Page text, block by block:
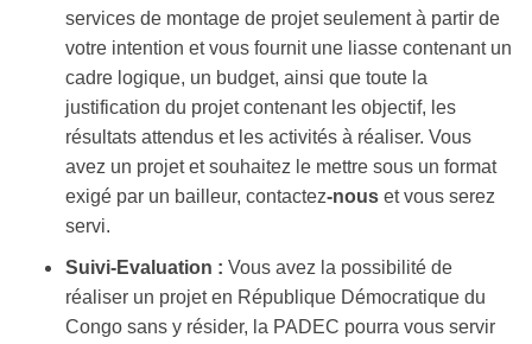
services de montage de projet seulement à partir de
votre intention et vous fournit une liasse contenant un
cadre logique, un budget, ainsi que toute la
justification du projet contenant les objectif, les
résultats attendus et les activités à réaliser. Vous
avez un projet et souhaitez le mettre sous un format
exigé par un bailleur, contactez-nous et vous serez
servi.
Suivi-Evaluation : Vous avez la possibilité de
réaliser un projet en République Démocratique du
Congo sans y résider, la PADEC pourra vous servir